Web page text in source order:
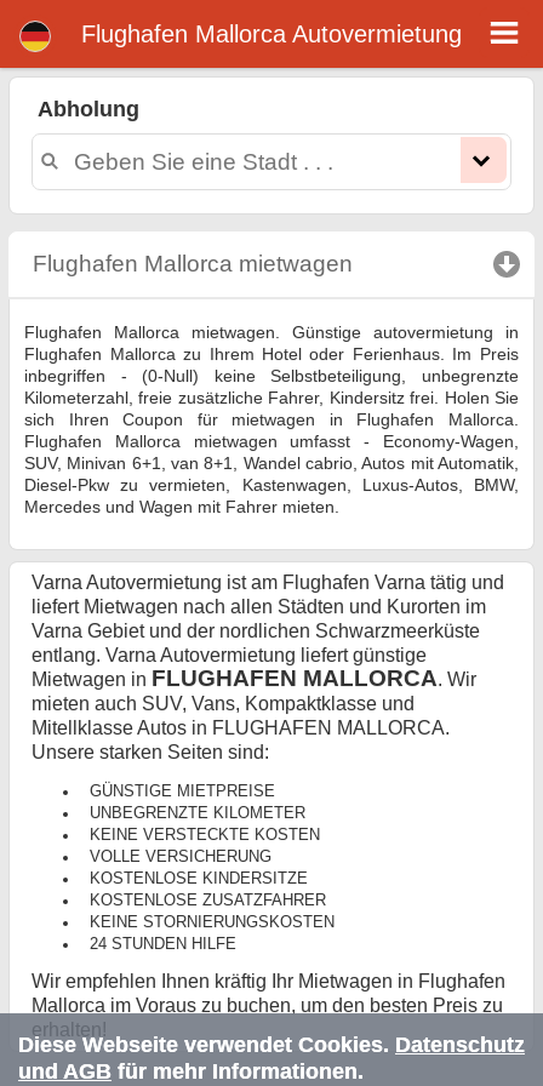
Flughafen Mallorca Autovermietung
Abholung
Flughafen Mallorca mietwagen click to collapse
Flughafen Mallorca mietwagen. Günstige autovermietung in
Flughafen Mallorca zu Ihrem Hotel oder Ferienhaus. Im Preis
inbegriffen - (0-Null) keine Selbstbeteiligung, unbegrenzte
Kilometerzahl, freie zusätzliche Fahrer, Kindersitz frei. Holen Sie
sich Ihren Coupon für mietwagen in Flughafen Mallorca.
Flughafen Mallorca mietwagen umfasst - Economy-Wagen,
SUV, Minivan 6+1, van 8+1, Wandel cabrio, Autos mit Automatik,
Diesel-Pkw zu vermieten, Kastenwagen, Luxus-Autos, BMW,
Mercedes und Wagen mit Fahrer mieten.
Varna Autovermietung ist am Flughafen Varna tätig und
liefert Mietwagen nach allen Städten und Kurorten im
Varna Gebiet und der nordlichen Schwarzmeerküste
entlang. Varna Autovermietung liefert günstige
Mietwagen in FLUGHAFEN MALLORCA. Wir
mieten auch SUV, Vans, Kompaktklasse und
Mitellklasse Autos in FLUGHAFEN MALLORCA.
Unsere starken Seiten sind:
GÜNSTIGE MIETPREISE
UNBEGRENZTE KILOMETER
KEINE VERSTECKTE KOSTEN
VOLLE VERSICHERUNG
KOSTENLOSE KINDERSITZE
KOSTENLOSE ZUSATZFAHRER
KEINE STORNIERUNGSKOSTEN
24 STUNDEN HILFE
Wir empfehlen Ihnen kräftig Ihr Mietwagen in Flughafen
Mallorca im Voraus zu buchen, um den besten Preis zu
erhalten!
Diese Webseite verwendet Cookies. Datenschutz
und AGB für mehr Informationen.